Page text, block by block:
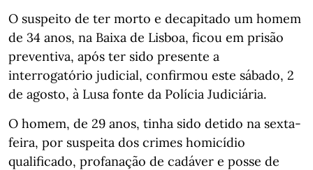
O suspeito de ter morto e decapitado um homem
de 34 anos, na Baixa de Lisboa, ficou em prisão
preventiva, após ter sido presente a
interrogatório judicial, confirmou este sábado, 2
de agosto, à Lusa fonte da Polícia Judiciária.
O homem, de 29 anos, tinha sido detido na sexta-
feira, por suspeita dos crimes homicídio
qualificado, profanação de cadáver e posse de